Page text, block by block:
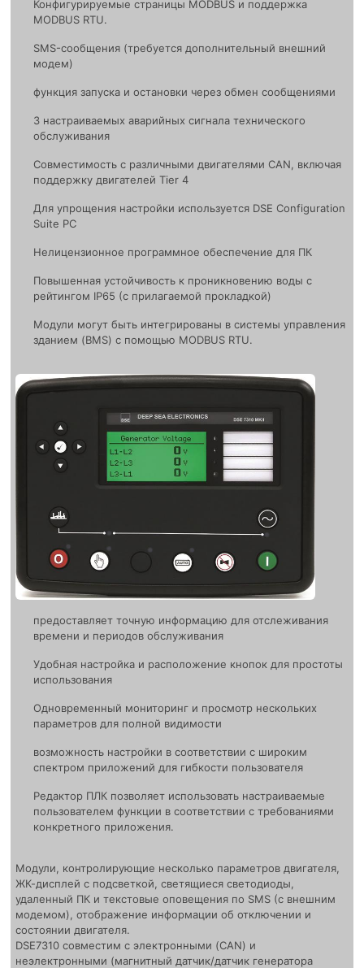
Конфигурируемые страницы MODBUS и поддержка
MODBUS RTU.
SMS-сообщения (требуется дополнительный внешний
модем)
функция запуска и остановки через обмен сообщениями
3 настраиваемых аварийных сигнала технического
обслуживания
Совместимость с различными двигателями CAN, включая
поддержку двигателей Tier 4
Для упрощения настройки используется DSE Configuration
Suite PC
Нелицензионное программное обеспечение для ПК
Повышенная устойчивость к проникновению воды с
рейтингом IP65 (с прилагаемой прокладкой)
Модули могут быть интегрированы в системы управления
зданием (BMS) с помощью MODBUS RTU.
предоставляет точную информацию для отслеживания
времени и периодов обслуживания
Удобная настройка и расположение кнопок для простоты
использования
Одновременный мониторинг и просмотр нескольких
параметров для полной видимости
возможность настройки в соответствии с широким
спектром приложений для гибкости пользователя
Редактор ПЛК позволяет использовать настраиваемые
пользователем функции в соответствии с требованиями
конкретного приложения.
Модули, контролирующие несколько параметров двигателя,
ЖК-дисплей с подсветкой, светящиеся светодиоды,
удаленный ПК и текстовые оповещения по SMS (с внешним
модемом), отображение информации об отключении и
состоянии двигателя.
DSE7310 совместим с электронными (CAN) и
неэлектронными (магнитный датчик/датчик генератора